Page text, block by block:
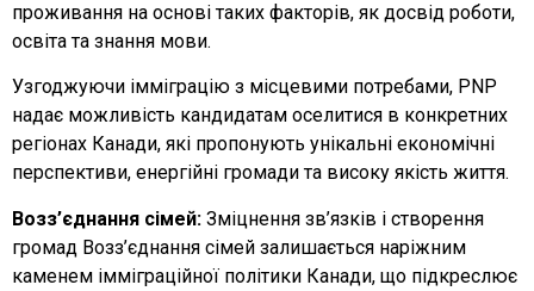
проживання на основі таких факторів, як досвід роботи,
освіта та знання мови.
Узгоджуючи імміграцію з місцевими потребами, PNP
надає можливість кандидатам оселитися в конкретних
регіонах Канади, які пропонують унікальні економічні
перспективи, енергійні громади та високу якість життя.
Возз’єднання сімей: Зміцнення зв’язків і створення
громад Возз’єднання сімей залишається наріжним
каменем імміграційної політики Канади, що підкреслює